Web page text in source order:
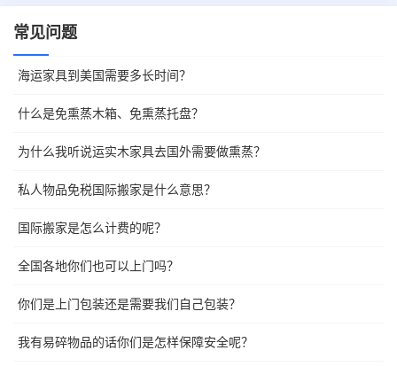
常见问题
海运家具到美国需要多长时间？
什么是免熏蒸木箱、免熏蒸托盘？
为什么我听说运实木家具去国外需要做熏蒸？
私人物品免税国际搬家是什么意思？
国际搬家是怎么计费的呢？
全国各地你们也可以上门吗？
你们是上门包装还是需要我们自己包装？
我有易碎物品的话你们是怎样保障安全呢？